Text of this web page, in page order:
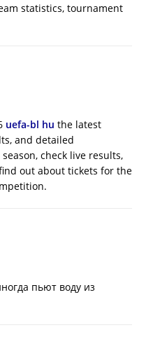
statistics, tournament
uefa-bl hu the latest
and detailed
check live results,
out about tickets for the
пьют воду из